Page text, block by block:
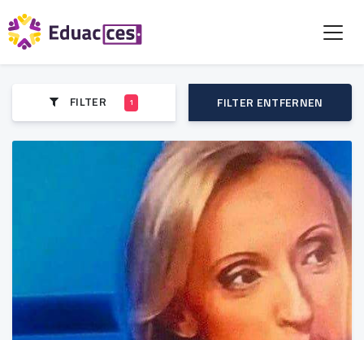
FILTER 1 FILTER ENTFERNEN